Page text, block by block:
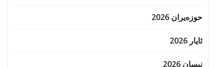
حوزه‌یران 2026
ئایار 2026
نیسان 2026